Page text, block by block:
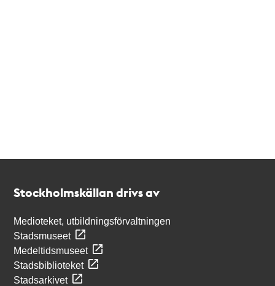
Stockholmskällan drivs av
Medioteket, utbildningsförvaltningen
Stadsmuseet
Medeltidsmuseet
Stadsbiblioteket
Stadsarkivet